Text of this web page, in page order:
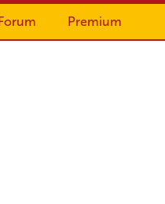
Forum Premium